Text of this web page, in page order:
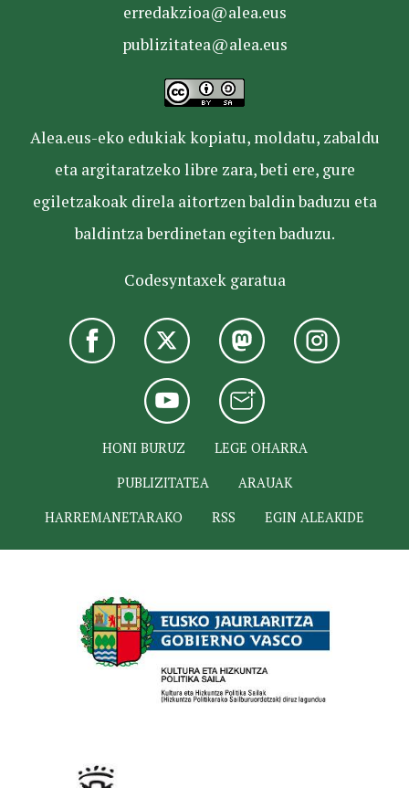
erredakzioa@alea.eus
publizitatea@alea.eus
Alea.eus-eko edukiak kopiatu, moldatu, zabaldu
eta argitaratzeko libre zara, beti ere, gure
egiletzakoak direla aitortzen baldin baduzu eta
baldintza berdinetan egiten baduzu.
Codesyntaxek garatua
HONI BURUZ
LEGE OHARRA
PUBLIZITATEA
ARAUAK
HARREMANETARAKO
RSS EGIN ALEAKIDE